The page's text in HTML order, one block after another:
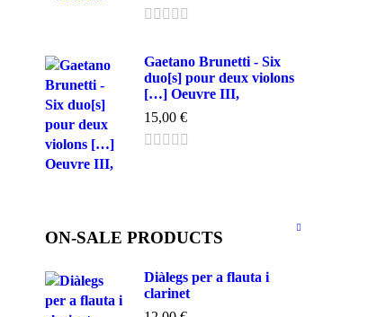
Gaetano Brunetti - Six
duo[s] pour deux violons
[…] Oeuvre III,
15,00 €
ON-SALE PRODUCTS
Diàlegs per a flauta i
clarinet